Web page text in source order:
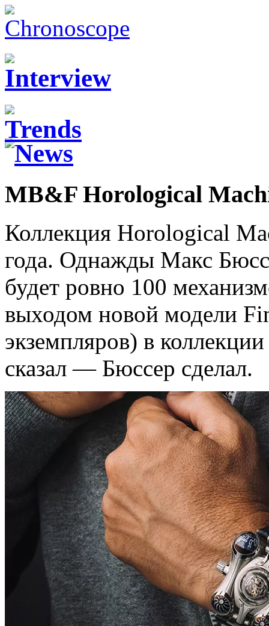
MB&F Horological
Коллекция Horological
года. Однажды Макс
будет ровно 100
выходом новой модели
экземпляров) в
сказал — Бюссер сделал.